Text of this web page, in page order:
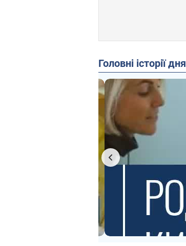
Головні історії дня